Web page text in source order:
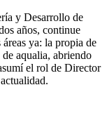
y Desarrollo de
años, continue
ya: la propia de
aqualia, abriendo
el rol de Director